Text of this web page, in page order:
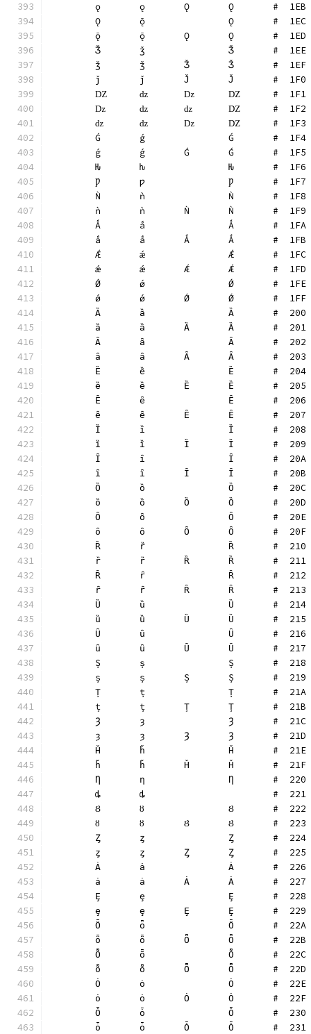
	ǫ	ǫ	Ǫ	Ǫ	#  1EB
	Ǭ	ǭ		Ǭ	#  1EC
	ǭ	ǭ	Ǭ	Ǭ	#  1ED
	Ǯ	ǯ		Ǯ	#  1EE
	ǯ	ǯ	Ǯ	Ǯ	#  1EF
	ǰ	ǰ	J̌	J̌	#  1F0
	Ǳ	ǳ	ǲ	Ǳ	#  1F1
	ǲ	ǳ	ǳ	Ǳ	#  1F2
	ǳ	ǳ	ǲ	Ǳ	#  1F3
	Ǵ	ǵ		Ǵ	#  1F4
	ǵ	ǵ	Ǵ	Ǵ	#  1F5
	Ƕ	ƕ		Ƕ	#  1F6
	Ƿ	ƿ		Ƿ	#  1F7
	Ǹ	ǹ		Ǹ	#  1F8
	ǹ	ǹ	Ǹ	Ǹ	#  1F9
	Ǻ	ǻ		Ǻ	#  1FA
	ǻ	ǻ	Ǻ	Ǻ	#  1FB
	Ǽ	ǽ		Ǽ	#  1FC
	ǽ	ǽ	Ǽ	Ǽ	#  1FD
	Ǿ	ǿ		Ǿ	#  1FE
	ǿ	ǿ	Ǿ	Ǿ	#  1FF
	Ȁ	ȁ		Ȁ	#  200
	ȁ	ȁ	Ȁ	Ȁ	#  201
	Ȃ	ȃ		Ȃ	#  202
	ȃ	ȃ	Ȃ	Ȃ	#  203
	Ȅ	ȅ		Ȅ	#  204
	ȅ	ȅ	Ȅ	Ȅ	#  205
	Ȇ	ȇ		Ȇ	#  206
	ȇ	ȇ	Ȇ	Ȇ	#  207
	Ȉ	ȉ		Ȉ	#  208
	ȉ	ȉ	Ȉ	Ȉ	#  209
	Ȋ	ȋ		Ȋ	#  20A
	ȋ	ȋ	Ȋ	Ȋ	#  20B
	Ȍ	ȍ		Ȍ	#  20C
	ȍ	ȍ	Ȍ	Ȍ	#  20D
	Ȏ	ȏ		Ȏ	#  20E
	ȏ	ȏ	Ȏ	Ȏ	#  20F
	Ȑ	ȑ		Ȑ	#  210
	ȑ	ȑ	Ȑ	Ȑ	#  211
	Ȓ	ȓ		Ȓ	#  212
	ȓ	ȓ	Ȓ	Ȓ	#  213
	Ȕ	ȕ		Ȕ	#  214
	ȕ	ȕ	Ȕ	Ȕ	#  215
	Ȗ	ȗ		Ȗ	#  216
	ȗ	ȗ	Ȗ	Ȗ	#  217
	Ș	ș		Ș	#  218
	ș	ș	Ș	Ș	#  219
	Ț	ț		Ț	#  21A
	ț	ț	Ț	Ț	#  21B
	Ȝ	ȝ		Ȝ	#  21C
	ȝ	ȝ	Ȝ	Ȝ	#  21D
	Ȟ	ȟ		Ȟ	#  21E
	ȟ	ȟ	Ȟ	Ȟ	#  21F
	Ƞ	ƞ		Ƞ	#  220
	ȡ	ȡ			#  221
	Ȣ	ȣ		Ȣ	#  222
	ȣ	ȣ	Ȣ	Ȣ	#  223
	Ȥ	ȥ		Ȥ	#  224
	ȥ	ȥ	Ȥ	Ȥ	#  225
	Ȧ	ȧ		Ȧ	#  226
	ȧ	ȧ	Ȧ	Ȧ	#  227
	Ȩ	ȩ		Ȩ	#  228
	ȩ	ȩ	Ȩ	Ȩ	#  229
	Ȫ	ȫ		Ȫ	#  22A
	ȫ	ȫ	Ȫ	Ȫ	#  22B
	Ȭ	ȭ		Ȭ	#  22C
	ȭ	ȭ	Ȭ	Ȭ	#  22D
	Ȯ	ȯ		Ȯ	#  22E
	ȯ	ȯ	Ȯ	Ȯ	#  22F
	Ȱ	ȱ		Ȱ	#  230
	ȱ	ȱ	Ȱ	Ȱ	#  231